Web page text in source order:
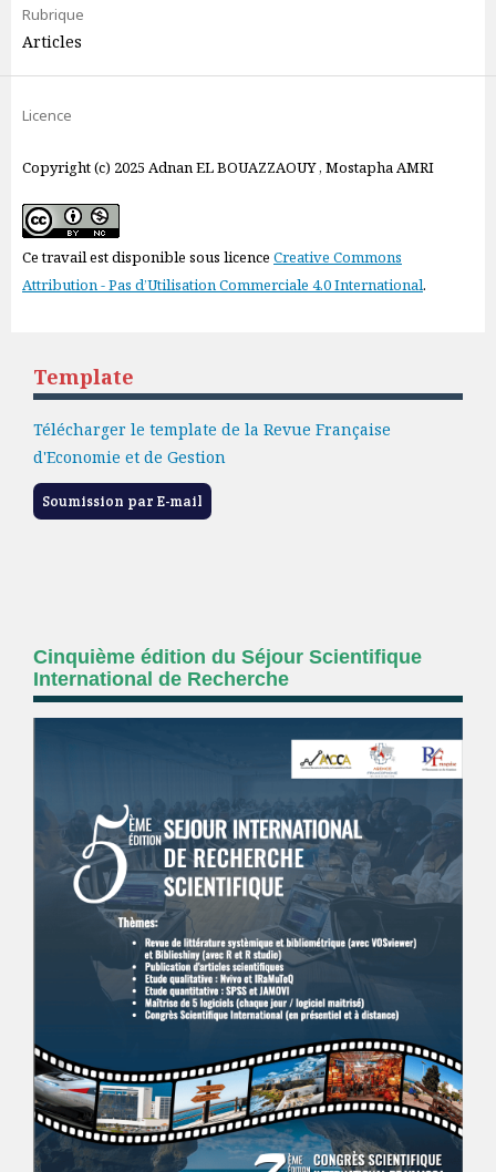
Rubrique
Articles
Licence
Copyright (c) 2025 Adnan EL BOUAZZAOUY , Mostapha AMRI
Ce travail est disponible sous licence Creative Commons
Attribution - Pas d’Utilisation Commerciale 4.0 International.
Template
Télécharger le template de la Revue Française
d'Economie et de Gestion
Soumission par E-mail
Cinquième édition du Séjour Scientifique
International de Recherche